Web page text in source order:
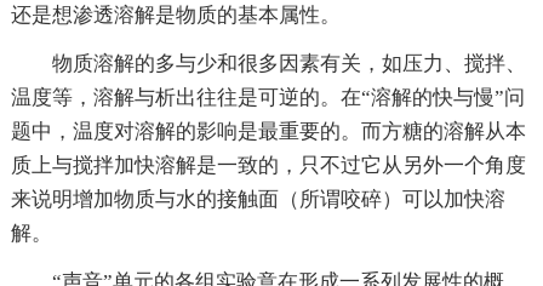
还是想渗透溶解是物质的基本属性。
物质溶解的多与少和很多因素有关，如压力、搅拌、
温度等，溶解与析出往往是可逆的。在“溶解的快与慢”问
题中，温度对溶解的影响是最重要的。而方糖的溶解从本
质上与搅拌加快溶解是一致的，只不过它从另外一个角度
来说明增加物质与水的接触面（所谓咬碎）可以加快溶
解。